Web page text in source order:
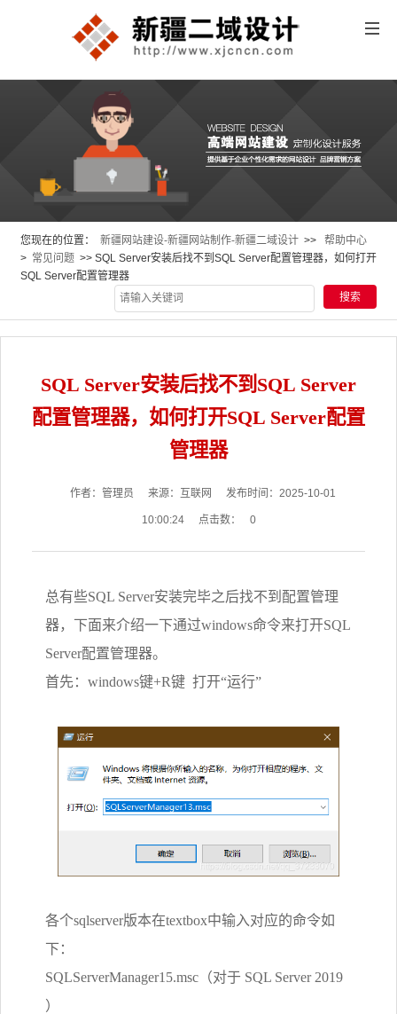
您现在的位置： 新疆网站建设-新疆网站制作-新疆二域设计 >>
帮助中心
> 常见问题 >> SQL Server安装后找不到SQL Server配置管理器，如何打开
SQL Server配置管理器
SQL Server安装后找不到SQL Server
配置管理器，如何打开SQL Server配置
管理器
作者：管理员 来源：互联网 发布时间：2025-10-01
10:00:24 点击数： 0
总有些SQL Server安装完毕之后找不到配置管理
器，下面来介绍一下通过windows命令来打开SQL
Server配置管理器。
首先：windows键+R键 打开“运行”
各个sqlserver版本在textbox中输入对应的命令如
下：
SQLServerManager15.msc（对于 SQL Server 2019
）